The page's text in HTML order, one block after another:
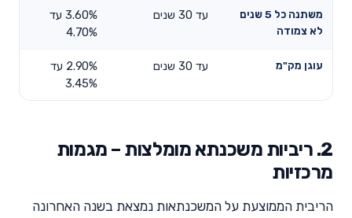
משתנה כל 5 שנים
לא צמודה
עד 30 שנים
3.60% עד
4.70%
עוגן מק"מ עד 30 שנים
2.90% עד
3.45%
2. ריביות משכנתא מומלצות – מגמות
מרכזיות
הריבית הממוצעת על המשכנתאות נמצאת בשנה האחרונה